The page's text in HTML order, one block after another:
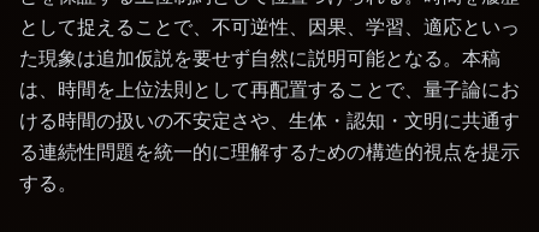
として捉えることで、不可逆性、因果、学習、適応といっ
た現象は追加仮説を要せず自然に説明可能となる。本稿
は、時間を上位法則として再配置することで、量子論にお
ける時間の扱いの不安定さや、生体・認知・文明に共通す
る連続性問題を統一的に理解するための構造的視点を提示
する。